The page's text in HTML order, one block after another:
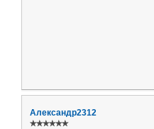
Александр2312
✯✯✯✯✯✯